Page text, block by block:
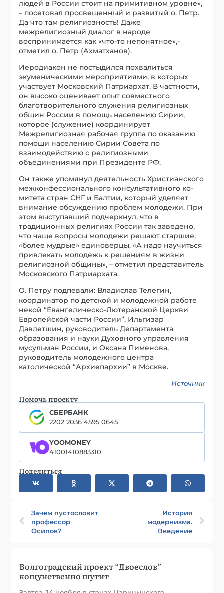
людей в России стоит на примитивном уровне»,
– посетовал просвещенный и развитый о. Петр.
Да что там религиозность! Даже
межрелигиозный диалог в народе
воспринимается как «что-то непонятное»,-
отметил о. Петр (Ахматханов).
Иеродиакон не постыдился похвалиться
экуменическими мероприятиями, в которых
участвует Московский Патриархат. В частности,
он высоко оценивает опыт совместного
благотворительного служения религиозных
общин России в помощь населению Сирии,
которое (служение) координирует
Межрелигиозная рабочая группа по оказанию
помощи населению Сирии Совета по
взаимодействию с религиозными
объединениями при Президенте РФ.
Он также упомянул деятельность Христианского
межконфессионального консультативного ко­
митета стран СНГ и Балтии, который уделяет
внимание обсуждению проблем молодежи. При
этом выступавший подчеркнул, что в
традиционных религиях России так заведено,
что чаще вопросы молодежи решают старшие,
«более мудрые» единоверцы. «А надо научиться
привлекать молодежь к решениям в жизни
религиозной общины», – отметил представитель
Московского Патриархата.
О. Петру подпевали: Владислав Телегин,
координатор по детской и молодежной работе
некой “Евангелическо-Лютеранской Церкви
Европейской части России”, Ильгизар
Давлетшин, руководитель Департамента
образования и науки Духовного управления
мусульман России, и Оксана Пименова,
руководитель молодежного центра
католической “Архиепархии” в Москве.
Источник
Помочь проекту
СБЕРБАНК
2202 2036 4595 0645
YOOMONEY
41001410883310
Поделиться
Зачем пустословит
профессор
Осипов?
История
модернизма.
Введение
Волгоградский проект “Двоеслов”
кощунственно шутит